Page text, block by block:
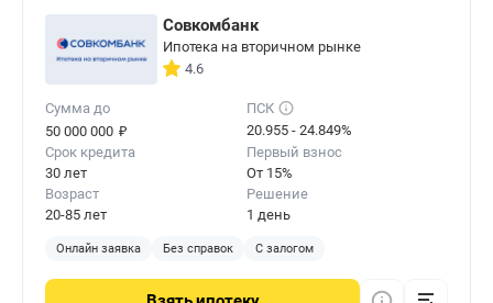
Совкомбанк
Ипотека на вторичном рынке
4.6
Сумма до
50 000 000 ₽
ПСК
20.955 - 24.849%
Срок кредита
30 лет
Первый взнос
От 15%
Возраст
20-85 лет
Решение
1 день
Онлайн заявка Без справок С залогом